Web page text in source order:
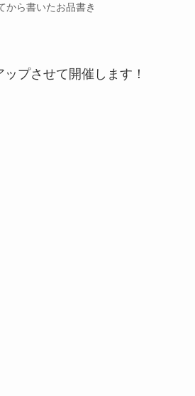
から書いたお品書き
プさせて開催します！